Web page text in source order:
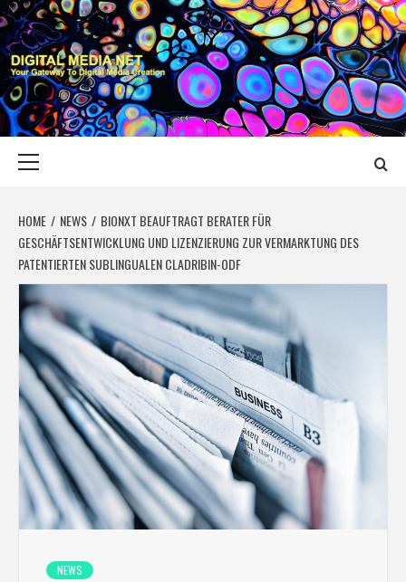
Skip
to
content
DIGITAL MEDIA
YOUR GATEWAY TO DIGITAL MEDIA CREATION
HOME NEWS
BIONXT BEAUFTRAGT BERATER FÜR
GESCHÄFTSENTWICKLUNG UND LIZENZIERUNG ZUR VERMARKTUNG DES
PATENTIERTEN SUBLINGUALEN CLADRIBIN-ODF
NEWS